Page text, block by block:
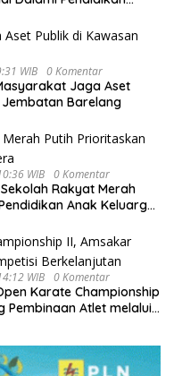
WIB 0 Komentar
Jaga Aset
Barelang
WIB 0 Komentar
Rakyat Merah
Anak Keluarga
WIB 0 Komentar
Karate Championship
Pembinaan Atlet melalui